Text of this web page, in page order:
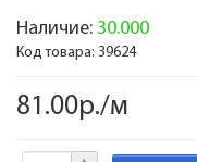
Наличие: 30.000
Код товара: 39624
81.00р./м